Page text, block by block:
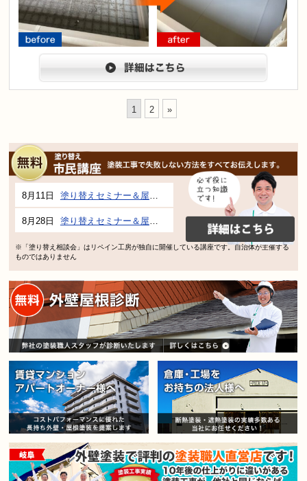
詳細は
before after
arrow
1 2 »
8月11日 塗り替えセミナー＆屋根、外壁の塗り替え市民講座 inぎふメディアコスモス
8月28日 塗り替えセミナー＆屋根、外壁の塗り替え市民講座 inぎふメディアコスモス
※「塗り替え相談会」はリペイン工房が独自に開催している講座です。自治体が主催する
ものではありません
賃貸マンション・アパートオー